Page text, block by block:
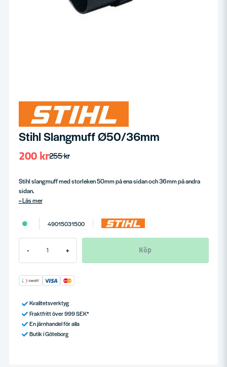
Stihl Slangmuff Ø50/36mm
255 kr
200 kr
Stihl slangmuff med storleken 50mm på ena sidan och 36mm på andra
sidan.
Läs mer
49015031500
- + Köp
Kvalitetsverktyg
Fraktfritt över 999 SEK*
En järnhandel för alla
Butik i Göteborg